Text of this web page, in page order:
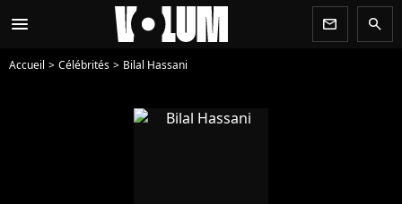
menu newsletter search
Accueil Célébrités Bilal Hassani